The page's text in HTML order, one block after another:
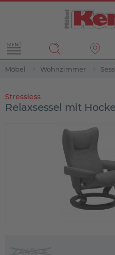
MENÜ
Möbel Wohnzimmer
Stressless
Relaxsessel mit